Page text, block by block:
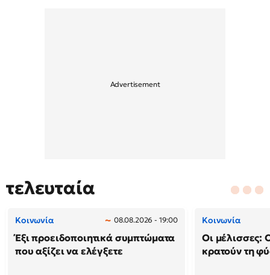
τελευταία
Κοινωνία 08.08.2026 - 19:00
Έξι προειδοποιητικά συμπτώματα
που αξίζει να ελέγξετε
Κοινωνία
Οι μέλισσες:
κρατούν τη